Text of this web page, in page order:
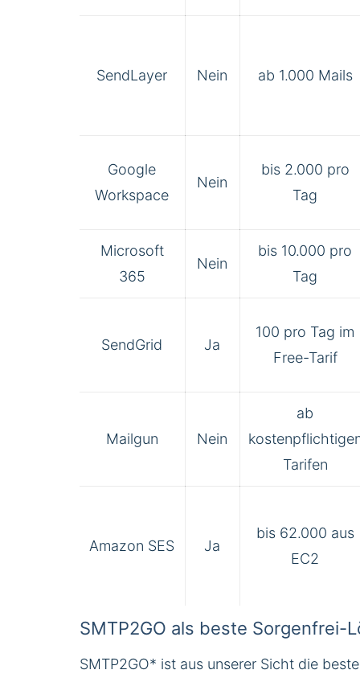
SendLayer Nein ab 1.000 Mails
Google
Workspace
Nein
bis 2.000 pro
Tag
Microsoft
365
Nein
bis 10.000 pro
Tag
SendGrid Ja
100 pro Tag im
Free-Tarif
Mailgun Nein
ab
Tarifen
Amazon SES Ja
bis 62.000 aus
EC2
SMTP2GO als beste Sorgenfrei-
SMTP2GO* ist aus unserer Sicht die